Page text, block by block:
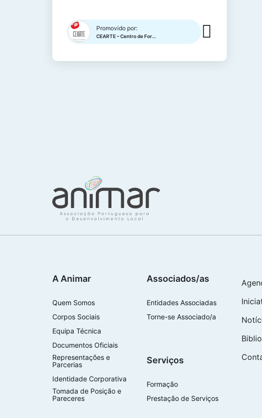
Promovido por:
CEARTE – Centro de Formação Profissional para o Artesnato e o Património
A Animar
Quem Somos
Corpos Sociais
Equipa Técnica
Documentos Oficiais
Representações e
Parcerias
Identidade Corporativa
Tomada de Posição e
Pareceres
Associados/as
Entidades Associadas
Torne-se Associado/a
Serviços
Formação
Prestação de Serviços